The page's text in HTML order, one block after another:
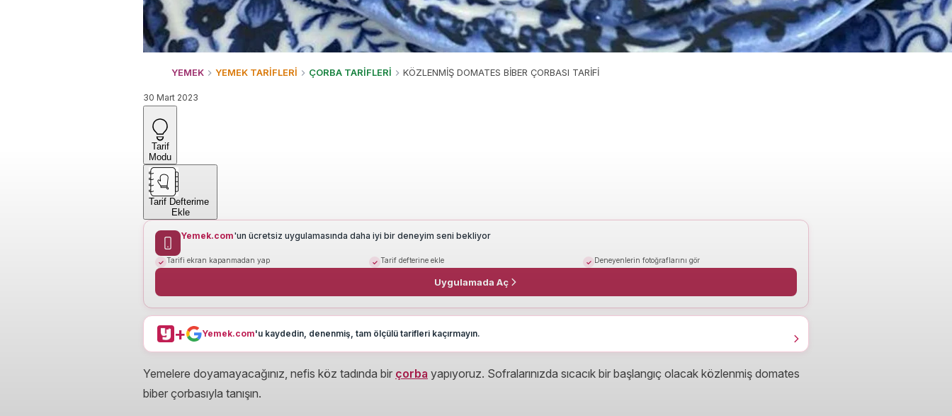
YEMEK YEMEK TARİFLERİ ÇORBA TARİFLERİ KÖZLENMİŞ DOMATES BİBER ÇORBASI TARİFİ
30 Mart 2023
Tarif
Modu
Tarif Defterime
Ekle
Yemek.com'un ücretsiz uygulamasında daha iyi bir deneyim seni bekliyor
Tarifi ekran kapanmadan yap Tarif defterine ekle Deneyenlerin fotoğraflarını gör
Uygulamada Aç
+ Yemek.com'u kaydedin, denenmiş, tam ölçülü tarifleri kaçırmayın.
Yemelere doyamayacağınız, nefis köz tadında bir çorba yapıyoruz. Sofralarınızda sıcacık bir başlangıç olacak közlenmiş domates
biber çorbasıyla tanışın.